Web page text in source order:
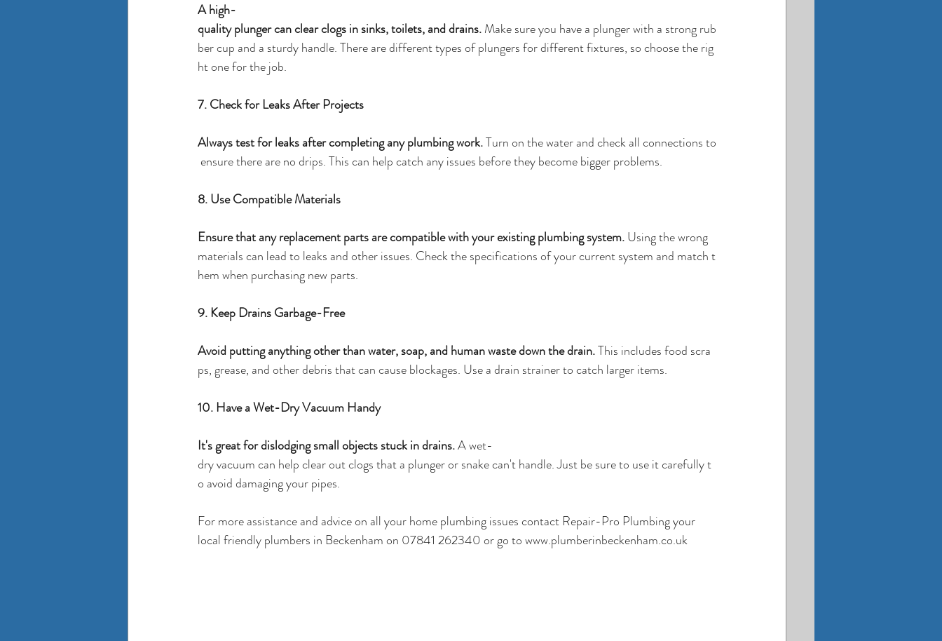
A high-
quality plunger can clear clogs in sinks, toilets, and drains. Make sure you have a plunger with a strong rub
ber cup and a sturdy handle. There are different types of plungers for different fixtures, so choose the rig
ht one for the job.
7. Check for Leaks After Projects
Always test for leaks after completing any plumbing work. Turn on the water and check all connections to
ensure there are no drips. This can help catch any issues before they become bigger problems.
8. Use Compatible Materials
Ensure that any replacement parts are compatible with your existing plumbing system. Using the wrong
materials can lead to leaks and other issues. Check the specifications of your current system and match t
hem when purchasing new parts.
9. Keep Drains Garbage-Free
Avoid putting anything other than water, soap, and human waste down the drain. This includes food scra
ps, grease, and other debris that can cause blockages. Use a drain strainer to catch larger items.
10. Have a Wet-Dry Vacuum Handy
It's great for dislodging small objects stuck in drains. A wet-
dry vacuum can help clear out clogs that a plunger or snake can't handle. Just be sure to use it carefully t
o avoid damaging your pipes.
For more assistance and advice on all your home plumbing issues contact Repair-Pro Plumbing your
local friendly plumbers in Beckenham on 07841 262340 or go to www.plumberinbeckenham.co.uk